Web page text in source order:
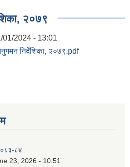
२०७९
01/2024 - 13:01
निर्देशिका, २०७९.pdf
८४
23, 2026 - 10:51